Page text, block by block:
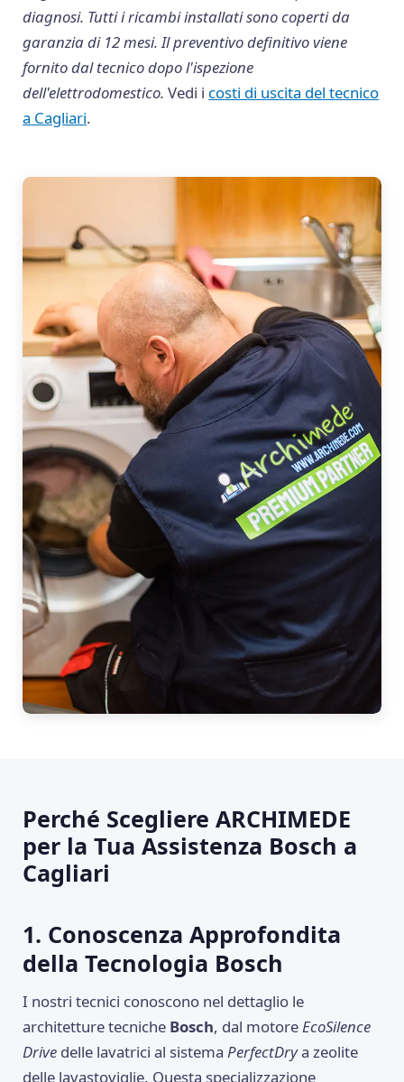
diagnosi. Tutti i ricambi installati sono coperti da
garanzia di 12 mesi. Il preventivo definitivo viene
fornito dal tecnico dopo l'ispezione
dell'elettrodomestico. Vedi i costi di uscita del tecnico
a Cagliari.
Perché Scegliere ARCHIMEDE
per la Tua Assistenza Bosch a
Cagliari
1. Conoscenza Approfondita
della Tecnologia Bosch
I nostri tecnici conoscono nel dettaglio le
architetture tecniche Bosch, dal motoreEcoSilence
Drive delle lavatrici al sistemaPerfectDrya zeolite
delle lavastoviglie. Questa specializzazione